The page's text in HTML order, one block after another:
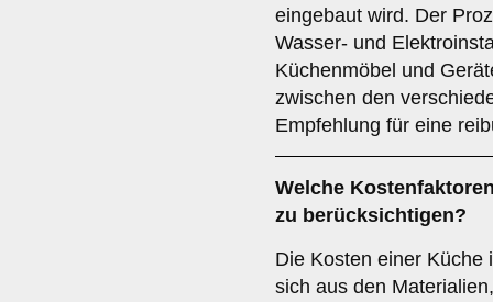
eingebaut wird. Der
Wasser- und
Küchenmöbel und
zwischen den
Empfehlung für eine
Welche
zu berücksichtigen?
Die Kosten einer Küche
sich aus den